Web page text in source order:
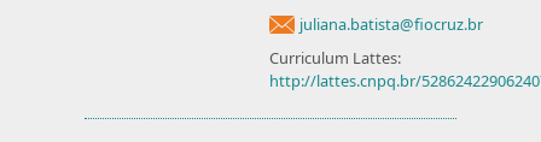
juliana.batista@fiocruz.br
Curriculum Lattes:
http://lattes.cnpq.br/